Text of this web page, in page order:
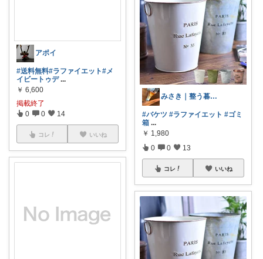
アポイ
#送料無料#ラファイエット#メ
イビートゥデ ...
￥ 6,600
掲載終了
0 0 14
コレ いいね
みさき｜整う暮らしのアイテム
#バケツ #ラファイエット #ゴミ
箱 ...
￥ 1,980
0 0 13
コレ いいね